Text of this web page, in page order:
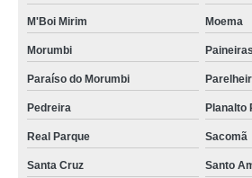
M'Boi Mirim Moema
Morumbi
Paraíso do Morumbi
Pedreira Planalto
Real Parque Sacomã
Santa Cruz Santo